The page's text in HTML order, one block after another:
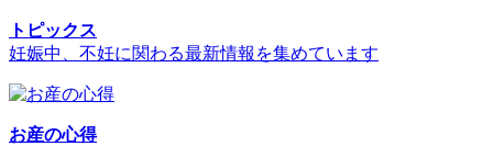
トピックス
妊娠中、不妊に関わる最新情報を集めています
お産の心得